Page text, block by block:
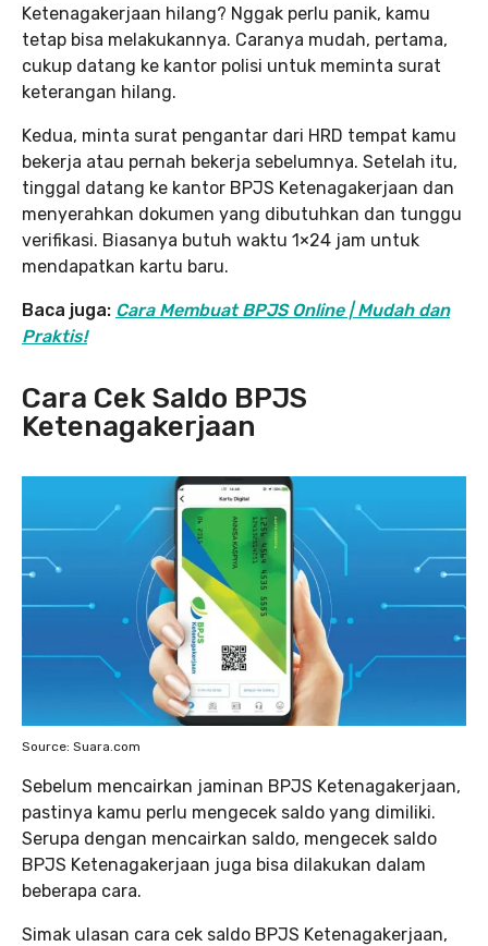
Ketenagakerjaan hilang? Nggak perlu panik, kamu
tetap bisa melakukannya. Caranya mudah, pertama,
cukup datang ke kantor polisi untuk meminta surat
keterangan hilang.
Kedua, minta surat pengantar dari HRD tempat kamu
bekerja atau pernah bekerja sebelumnya. Setelah itu,
tinggal datang ke kantor BPJS Ketenagakerjaan dan
menyerahkan dokumen yang dibutuhkan dan tunggu
verifikasi. Biasanya butuh waktu 1×24 jam untuk
mendapatkan kartu baru.
Baca juga: Cara Membuat BPJS Online | Mudah dan
Praktis!
Cara Cek Saldo BPJS
Ketenagakerjaan
Source: Suara.com
Sebelum mencairkan jaminan BPJS Ketenagakerjaan,
pastinya kamu perlu mengecek saldo yang dimiliki.
Serupa dengan mencairkan saldo, mengecek saldo
BPJS Ketenagakerjaan juga bisa dilakukan dalam
beberapa cara.
Simak ulasan cara cek saldo BPJS Ketenagakerjaan,